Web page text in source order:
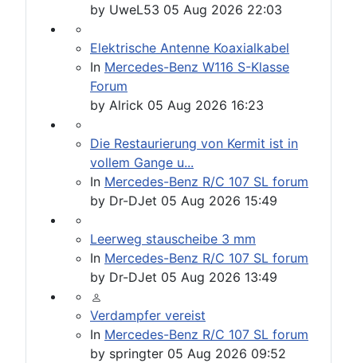
by UweL53 05 Aug 2026 22:03
Elektrische Antenne Koaxialkabel
In Mercedes-Benz W116 S-Klasse
Forum
by Alrick 05 Aug 2026 16:23
Die Restaurierung von Kermit ist in
vollem Gange u...
In Mercedes-Benz R/C 107 SL forum
by Dr-DJet 05 Aug 2026 15:49
Leerweg stauscheibe 3 mm
In Mercedes-Benz R/C 107 SL forum
by Dr-DJet 05 Aug 2026 13:49
Verdampfer vereist
In Mercedes-Benz R/C 107 SL forum
by springter 05 Aug 2026 09:52